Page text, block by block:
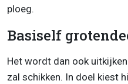
ploeg.
Basiself
Het wordt dan ook
zal schikken. In doel kiest